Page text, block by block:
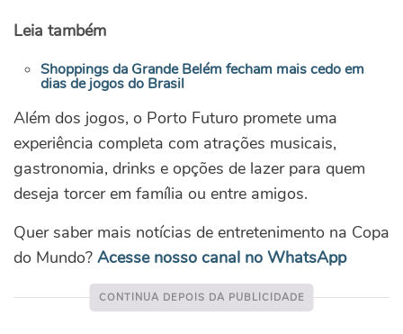
Leia também
Shoppings da Grande Belém fecham mais cedo em
dias de jogos do Brasil
Além dos jogos, o Porto Futuro promete uma
experiência completa com atrações musicais,
gastronomia, drinks e opções de lazer para quem
deseja torcer em família ou entre amigos.
Quer saber mais notícias de entretenimento na Copa
do Mundo? Acesse nosso canal no WhatsApp